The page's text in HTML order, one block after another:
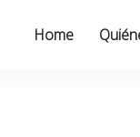
Home